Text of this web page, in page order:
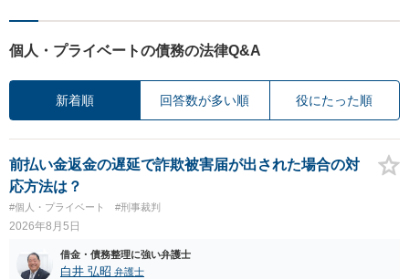
個人・プライベートの債務の法律Q&A
新着順 回答数が多い順 役にたった順
前払い金返金の遅延で詐欺被害届が出された場合の対
応方法は？
#個人・プライベート #刑事裁判
2026年8月5日
借金・債務整理に強い弁護士
白井 弘昭 弁護士